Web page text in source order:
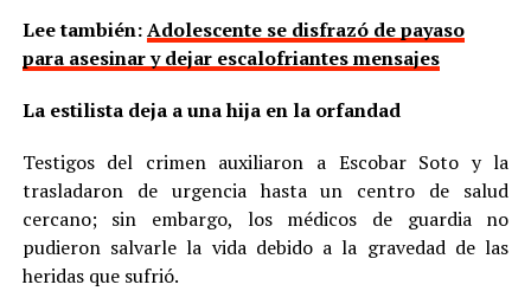
Lee también:Adolescente se disfrazó de payaso
para asesinar y dejar escalofriantes mensajes
La estilista deja a una hija en la orfandad
Testigos del crimen auxiliaron a Escobar Soto y la
trasladaron de urgencia hasta un centro de salud
cercano; sin embargo, los médicos de guardia no
pudieron salvarle la vida debido a la gravedad de las
heridas que sufrió.